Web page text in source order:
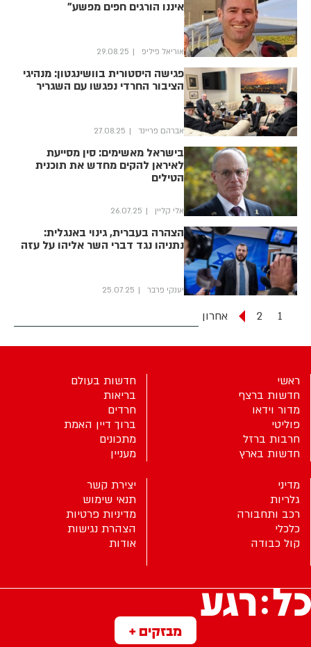
איננו הורגים חפים מפשע"
אוריאל פיליפ 29.08.25
פגישה היסטורית בוושינגטון: מנהיגי
הציבור החרדי נפגשו עם השגריר
אברהם פריינד 27.08.25
בישראל מאשימים: סין מסייעת
לאיראן להקים מחדש את תוכנית
הטילים
אלי קליין 26.07.25
הצהרה בעברית, גינוי באנגלית:
נתניהו נגד דברי השר אליהו על עזה
יענקי פרבר 25.07.25
1
2 אחרון
מבזקים +
ראשי
חדשות ברצף
מדור וידאו
פוליטי
חרבות ברזל
חדשות בארץ
חדשות בעולם
בריאות
חרדים
ברוך דיין האמת
מתכונים
מעניין
מדיני
גלריות
רכב ותחבורה
כלכלי
קול כבודה
יצירת קשר
תנאי שימוש
מדיניות פרטיות
הצהרת נגישות
אודות